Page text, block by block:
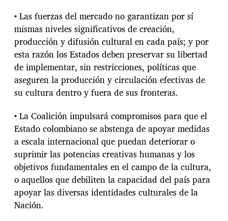
• Las fuerzas del mercado no garantizan por sí
mismas niveles significativos de creación,
producción y difusión cultural en cada país; y por
esta razón los Estados deben preservar su libertad
de implementar, sin restricciones, políticas que
aseguren la producción y circulación efectivas de
su cultura dentro y fuera de sus fronteras.
• La Coalición impulsará compromisos para que el
Estado colombiano se abstenga de apoyar medidas
a escala internacional que puedan deteriorar o
suprimir las potencias creativas humanas y los
objetivos fundamentales en el campo de la cultura,
o aquellos que debiliten la capacidad del país para
apoyar las diversas identidades culturales de la
Nación.